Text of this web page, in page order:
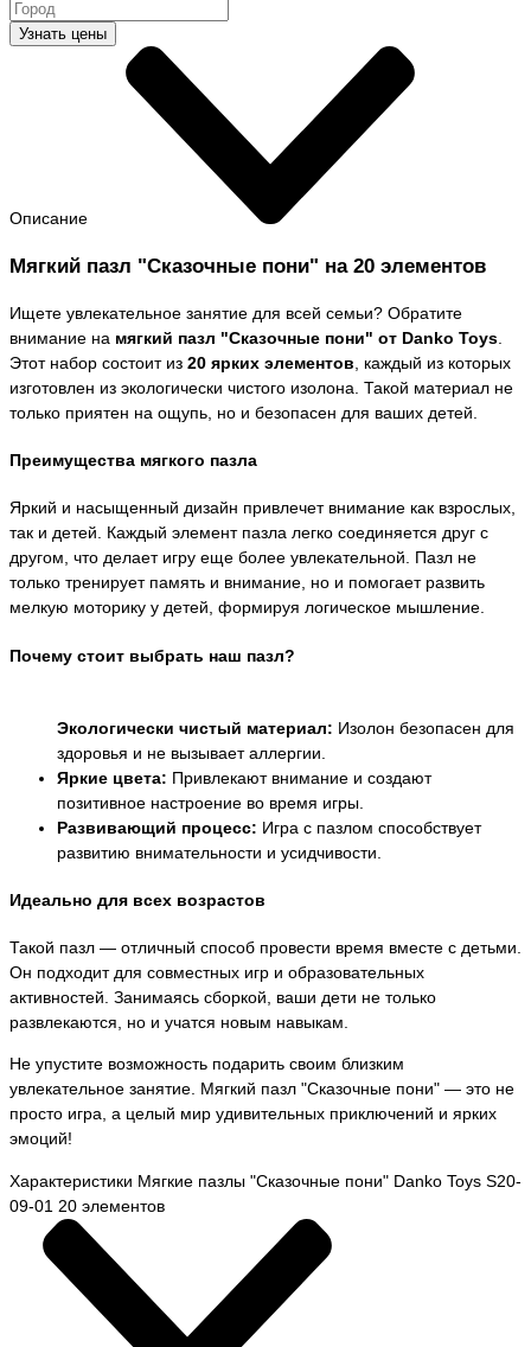
Узнать цены
Описание
Мягкий пазл "Сказочные пони" на 20 элементов
Ищете увлекательное занятие для всей семьи? Обратите
внимание на мягкий пазл "Сказочные пони" от Danko Toys
Этот набор состоит из 20 ярких элементов , каждый из которых
изготовлен из экологически чистого изолона. Такой материал не
только приятен на ощупь, но и безопасен для ваших детей.
Преимущества мягкого пазла
Яркий и насыщенный дизайн привлечет внимание как взрослых,
так и детей. Каждый элемент пазла легко соединяется друг с
другом, что делает игру еще более увлекательной. Пазл не
только тренирует память и внимание, но и помогает развить
мелкую моторику у детей, формируя логическое мышление.
Почему стоит выбрать наш пазл?
Экологически чистый материал: Изолон безопасен для
здоровья и не вызывает аллергии.
Яркие цвета: Привлекают внимание и создают
позитивное настроение во время игры.
Развивающий процесс: Игра с пазлом способствует
развитию внимательности и усидчивости.
Идеально для всех возрастов
Такой пазл — отличный способ провести время вместе с детьми.
Он подходит для совместных игр и образовательных
активностей. Занимаясь сборкой, ваши дети не только
развлекаются, но и учатся новым навыкам.
Не упустите возможность подарить своим близким
увлекательное занятие. Мягкий пазл "Сказочные пони" — это не
просто игра, а целый мир удивительных приключений и ярких
эмоций!
Характеристики Мягкие пазлы "Сказочные пони" Danko Toys S20-
09-01 20 элементов